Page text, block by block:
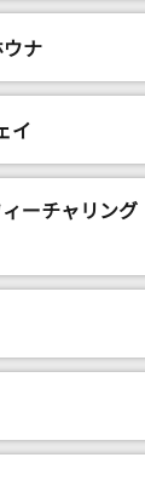
に会員登録・ログ
宅でカラオケ歌い放
ナ
イ
ーチャリン